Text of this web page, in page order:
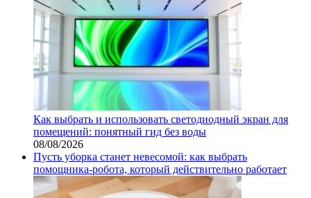
Как выбрать и использовать светодиодный экран для
помещений: понятный гид без воды
08/08/2026
Пусть уборка станет невесомой: как выбрать
помощника‑робота, который действительно работает